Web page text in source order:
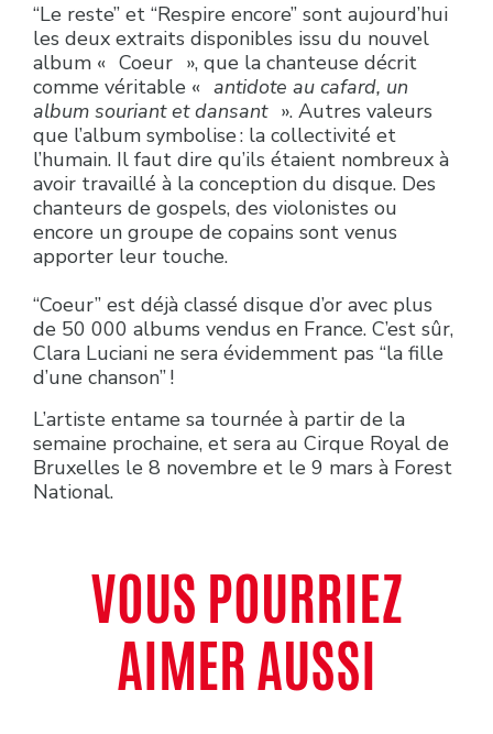
“Le reste” et “Respire encore” sont aujourd’hui
les deux extraits disponibles issu du nouvel
album « Coeur », que la chanteuse décrit
comme véritable « antidote au cafard, un
album souriant et dansant ». Autres valeurs
que l’album symbolise : la collectivité et
l’humain. Il faut dire qu’ils étaient nombreux à
avoir travaillé à la conception du disque. Des
chanteurs de gospels, des violonistes ou
encore un groupe de copains sont venus
apporter leur touche.
“Coeur” est déjà classé disque d’or avec plus
de 50 000 albums vendus en France. C’est sûr,
Clara Luciani ne sera évidemment pas “la fille
d’une chanson” !
L’artiste entame sa tournée à partir de la
semaine prochaine, et sera au Cirque Royal de
Bruxelles le 8 novembre et le 9 mars à Forest
National.
VOUS POURRIEZ
AIMER AUSSI